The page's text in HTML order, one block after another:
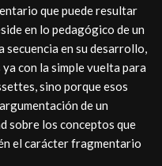
que puede resultar
en lo pedagógico de un
secuencia en su desarrollo,
con la simple vuelta para
sino porque esos
de un
sobre los conceptos que
el carácter fragmentario